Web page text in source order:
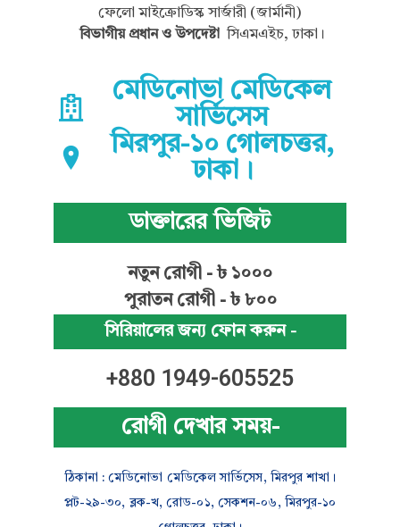
ফেলো মাইক্রোডিস্ক সার্জারী (জার্মানী)
বিভাগীয় প্রধান ও উপদেষ্টাসিএমএইচ, ঢাকা।
মেডিনোভা মেডিকেল
সার্ভিসেস
মিরপুর-১০ গোলচত্তর,
ঢাকা।
ডাক্তারের ভিজিট
নতুন রোগী - ৳ ১০০০
পুরাতন রোগী - ৳ ৮০০
সিরিয়ালের জন্য ফোন করুন -
+880 1949-605525
রোগী দেখার সময়-
ঠিকানা : মেডিনোভা মেডিকেল সার্ভিসেস, মিরপুর শাখা।
প্লট-২৯-৩০, ব্লক-খ, রোড-০১, সেকশন-০৬, মিরপুর-১০